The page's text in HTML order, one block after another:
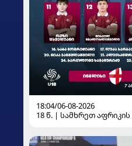
18:04/06-08-2026
18 წ. | სამხრეთ